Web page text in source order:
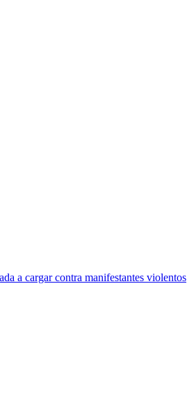
a cargar contra manifestantes violentos